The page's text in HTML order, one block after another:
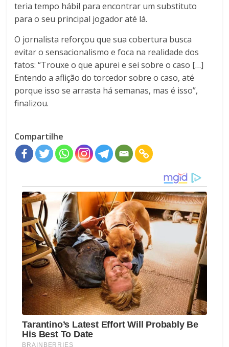
teria tempo hábil para encontrar um substituto
para o seu principal jogador até lá.
O jornalista reforçou que sua cobertura busca
evitar o sensacionalismo e foca na realidade dos
fatos: “Trouxe o que apurei e sei sobre o caso […]
Entendo a aflição do torcedor sobre o caso, até
porque isso se arrasta há semanas, mas é isso”,
finalizou.
Compartilhe